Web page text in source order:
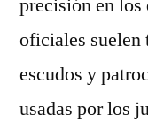
precisión en
oficiales suelen
escudos y
usadas por los